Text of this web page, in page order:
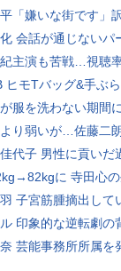
「嫌いな街です」
会話が通じないパ
主演も苦戦…視聴
ヒモTバッグ&手ぶ
服を洗わない期間
り弱いが…佐藤二
代子 男性に貢いだ
に 寺田心
子宮筋腫摘出して
印象的な逆転劇の
芸能事務所所属を